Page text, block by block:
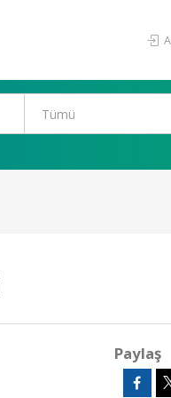
Paylaş